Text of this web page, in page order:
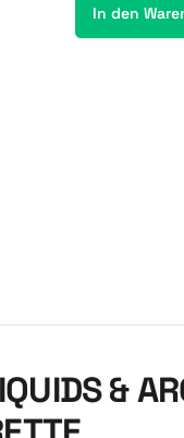
In den
&